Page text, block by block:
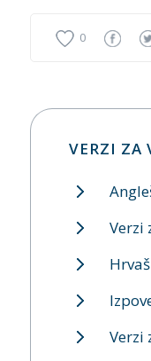
0
VERZI ZA
Verzi
Verzi